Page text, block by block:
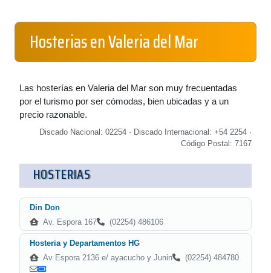
Hosterias en Valeria del Mar
Las hosterías en Valeria del Mar son muy frecuentadas
por el turismo por ser cómodas, bien ubicadas y a un
precio razonable.
Discado Nacional: 02254 · Discado Internacional: +54 2254 ·
Código Postal: 7167
HOSTERIAS
Din Don
Av. Espora 167
(02254) 486106
Hosteria y Departamentos HG
Av Espora 2136 e/ ayacucho y Junin
(02254) 484780